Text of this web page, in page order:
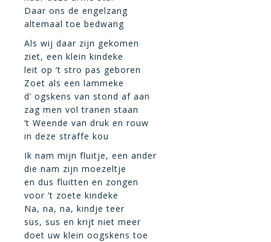
Daar ons de engelzang
altemaal toe bedwang
Als wij daar zijn gekomen
ziet, een klein kindeke
leit op ’t stro pas geboren
Zoet als een lammeke
d’ ogskens van stond af aan
zag men vol tranen staan
’t Weende van druk en rouw
in deze straffe kou
Ik nam mijn fluitje, een ander
die nam zijn moezeltje
en dus fluitten en zongen
voor ’t zoete kindeke
Na, na, na, kindje teer
sus, sus en krijt niet meer
doet uw klein oogskens toe